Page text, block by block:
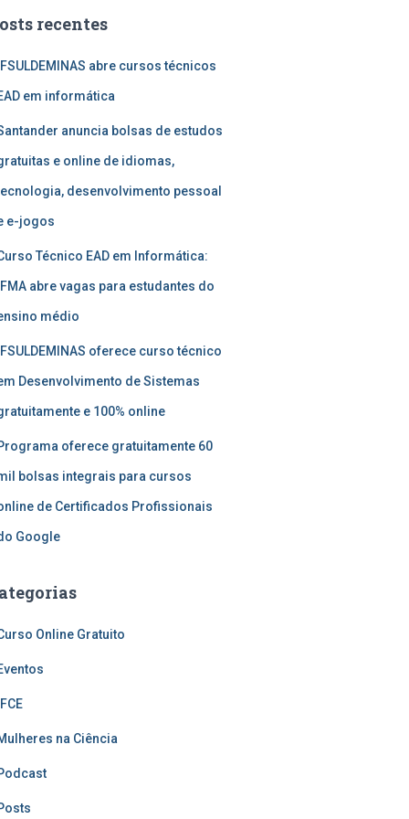
recentes
abre cursos técnicos
em informática
anuncia bolsas de estudos
e online de idiomas,
desenvolvimento pessoal
e-jogos
Técnico EAD em Informática:
abre vagas para estudantes do
médio
oferece curso técnico
Desenvolvimento de Sistemas
e 100% online
oferece gratuitamente 60
bolsas integrais para cursos
de Certificados Profissionais
Google
Online Gratuito
na Ciência